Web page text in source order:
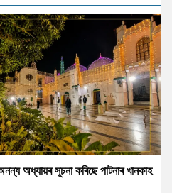
অধ্যায়ৰ সূচনা কৰিছে পাটনাৰ খানকাহ